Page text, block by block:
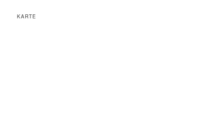
KARTE